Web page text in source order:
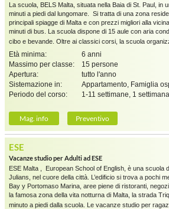
La scuola, BELS Malta, situata nella Baia di St. Paul, in
minuti a piedi dal lungomare. Si tratta di una zona
principali spiagge di Malta e con prezzi migliori alla
minuti di bus. La scuola dispone di 15 aule con aria
cibo e bevande. Oltre ai classici corsi, la scuola
Età minima:
6 anni
Massimo per classe:
15 persone
Apertura:
tutto l'anno
Sistemazione in:
Appartamento, Famiglia
Periodo del corso:
1-11 settimane, 1
Mag. info Preventivo
ESE
Vacanze studio per Adulti ad ESE
ESE Malta , European School of English, è una scuola
Julians, nel cuore della città. L’edificio si trova a pochi
Bay y Portomaso Marina, aree piene di ristoranti,
la famosa zona della vita notturna di Malta, la strada
minuto a piedi dalla scuola. Le vacanze studio per